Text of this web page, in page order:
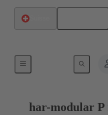
Raccordement carte
har-modular P